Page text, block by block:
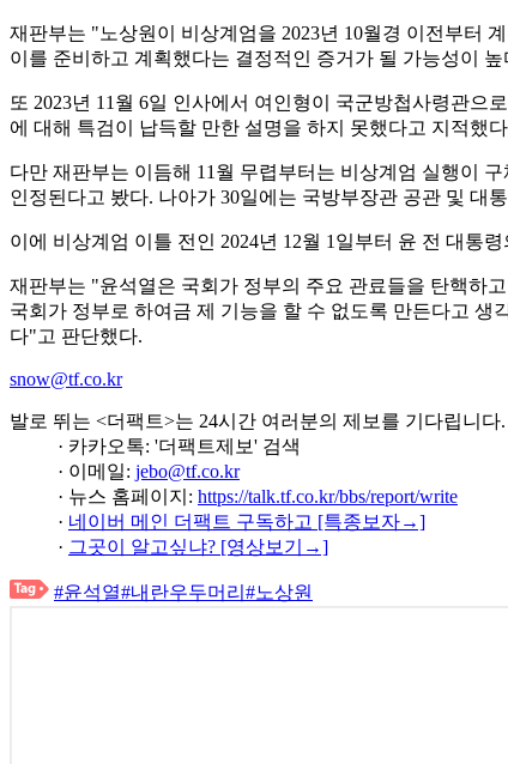
재판부는 "노상원이 비상계엄을 2023년 10월경 이전부터
이를 준비하고 계획했다는 결정적인 증거가 될 가능성이
또 2023년 11월 6일 인사에서 여인형이 국군방첩사령관
에 대해 특검이 납득할 만한 설명을 하지 못했다고 지적했
다만 재판부는 이듬해 11월 무렵부터는 비상계엄 실행이
인정된다고 봤다. 나아가 30일에는 국방부장관 공관 및 대
이에 비상계엄 이틀 전인 2024년 12월 1일부터 윤 전 대통
재판부는 "윤석열은 국회가 정부의 주요 관료들을 탄핵하
국회가 정부로 하여금 제 기능을 할 수 없도록 만든다고
다"고 판단했다.
snow@tf.co.kr
발로 뛰는 <더팩트>는 24시간 여러분의 제보를 기다립니다.
· 카카오톡: '더팩트제보' 검색
· 이메일: jebo@tf.co.kr
· 뉴스 홈페이지: https://talk.tf.co.kr/bbs/report/write
· 네이버 메인 더팩트 구독하고 [특종보자→]
· 그곳이 알고싶냐? [영상보기→]
#윤석열#내란우두머리 #노상원